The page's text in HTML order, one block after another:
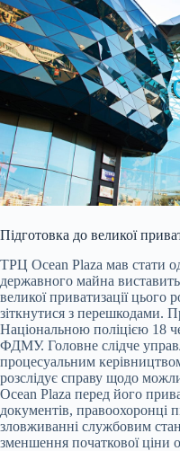
Підготовка до великої
ТРЦ Ocean Plaza мав стати
державного майна
великої приватизації
зіткнутися з перешкодами.
Національною поліцією 18
ФДМУ. Головне слідче
процесуальним
розслідує справу щодо
Ocean Plaza перед його
документів, правоохоронці
зловживанні службовим
зменшення початкової ціни